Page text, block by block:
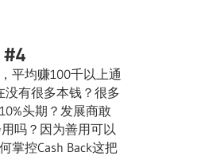
平均赚100千以上通
没有很多本钱？很多
头期？发展商敢
吗？因为善用可以
掌控Cash Back这把